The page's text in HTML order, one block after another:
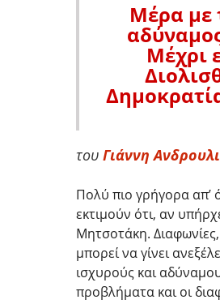
Μέρα με
Μέχρι
του Γιάννη
Πολύ πιο γρήγορα απ’
εκτιμούν ότι, αν
Μητσοτάκη.
μπορεί να γίνει
ισχυρούς και
προβλήματα και οι